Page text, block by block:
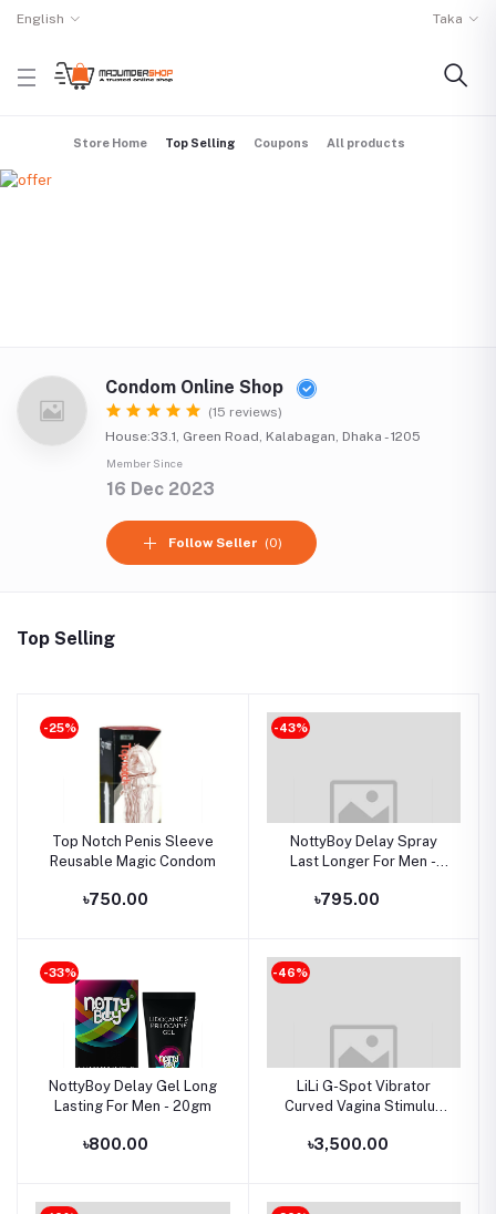
English Taka
Store Home Top Selling Coupons All products
Condom Online Shop
(15 reviews)
House:33.1, Green Road, Kalabagan, Dhaka - 1205
Member Since
16 Dec 2023
Follow Seller (0)
Top Selling
-25%
Top Notch Penis Sleeve
Reusable Magic Condom
৳750.00
-43%
NottyBoy Delay Spray
Last Longer For Men -
৳795.00
-33%
NottyBoy Delay Gel Long
Lasting For Men - 20gm
৳800.00
-46%
LiLi G-Spot Vibrator
Curved Vagina Stimulus
Purple
৳3,500.00